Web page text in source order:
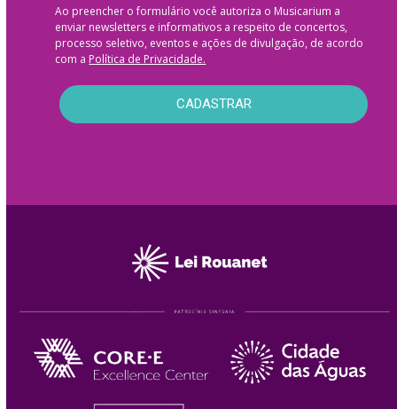
Ao preencher o formulário você autoriza o Musicarium a
enviar newsletters e informativos a respeito de concertos,
processo seletivo, eventos e ações de divulgação, de acordo
com a Política de Privacidade.
CADASTRAR